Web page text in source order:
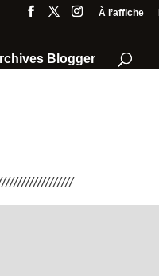
À l’affiche
Blogger